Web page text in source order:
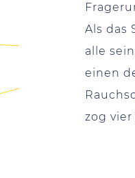
Als das
alle
einen
zog vier